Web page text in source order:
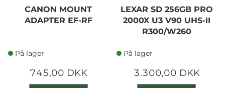
CANON MOUNT
ADAPTER EF-RF
På lager
745,00 DKK
LEXAR SD 256GB PRO
2000X U3 V90 UHS-II
R300/W260
På lager
3.300,00 DKK